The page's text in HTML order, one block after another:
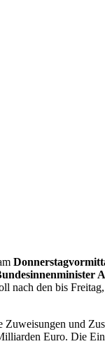
den bis
und
Euro. Die